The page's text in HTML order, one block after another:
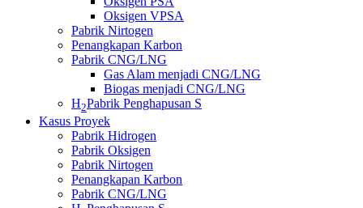
Oksigen VPSA
Pabrik Nirtogen
Penangkapan Karbon
Pabrik CNG/LNG
Gas Alam menjadi CNG/LNG
Biogas menjadi CNG/LNG
H2Pabrik Penghapusan S
Kasus Proyek
Pabrik Hidrogen
Pabrik Oksigen
Pabrik Nirtogen
Penangkapan Karbon
Pabrik CNG/LNG